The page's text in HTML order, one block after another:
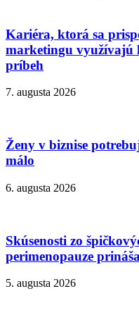
Kariéra, ktorá sa
marketingu využívajú
príbeh
7. augusta 2026
Ženy v biznise
málo
6. augusta 2026
Skúsenosti zo
perimenopauze
5. augusta 2026